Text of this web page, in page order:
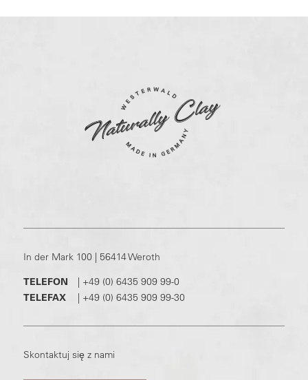
In der Mark 100 | 56414 Weroth
TELEFON
| +49 (0) 6435 909 99-0
TELEFAX
| +49 (0) 6435 909 99-30
Skontaktuj się z nami